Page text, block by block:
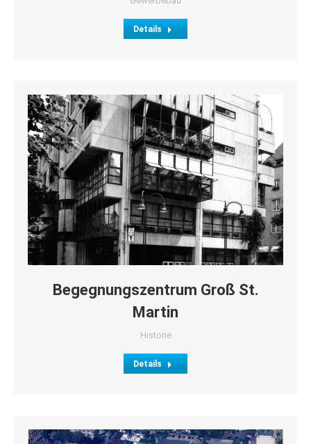
Details
Begegnungszentrum Groß St.
Martin
Historie
Details